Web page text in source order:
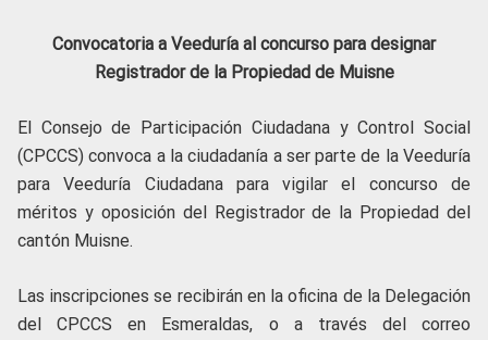
Convocatoria a Veeduría al concurso para designar
Registrador de la Propiedad de Muisne
El Consejo de Participación Ciudadana y Control Social
(CPCCS) convoca a la ciudadanía a ser parte de la Veeduría
para Veeduría Ciudadana para vigilar el concurso de
méritos y oposición del Registrador de la Propiedad del
cantón Muisne.
Las inscripciones se recibirán en la oficina de la Delegación
del CPCCS en Esmeraldas, o a través del correo